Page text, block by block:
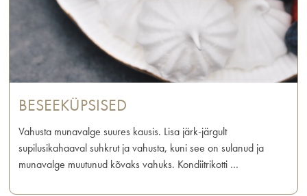
BESEEKÜPSISED
Vahusta munavalge suures kausis. Lisa järk-järgult
supilusikahaaval suhkrut ja vahusta, kuni see on sulanud ja
munavalge muutunud kõvaks vahuks. Kondiitrikotti …